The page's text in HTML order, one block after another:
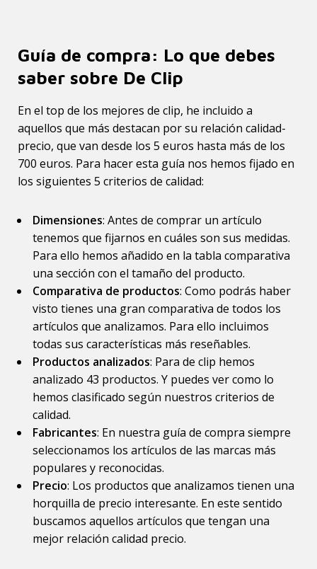
Guía de compra: Lo que debes
saber sobre De Clip
En el top de los mejores de clip, he incluido a
aquellos que más destacan por su relación calidad-
precio, que van desde los 5 euros hasta más de los
700 euros. Para hacer esta guía nos hemos fijado en
los siguientes 5 criterios de calidad:
Dimensiones: Antes de comprar un artículo
tenemos que fijarnos en cuáles son sus medidas.
Para ello hemos añadido en la tabla comparativa
una sección con el tamaño del producto.
Comparativa de productos: Como podrás haber
visto tienes una gran comparativa de todos los
artículos que analizamos. Para ello incluimos
todas sus características más reseñables.
Productos analizados: Para de clip hemos
analizado 43 productos. Y puedes ver como lo
hemos clasificado según nuestros criterios de
calidad.
Fabricantes: En nuestra guía de compra siempre
seleccionamos los artículos de las marcas más
populares y reconocidas.
Precio: Los productos que analizamos tienen una
horquilla de precio interesante. En este sentido
buscamos aquellos artículos que tengan una
mejor relación calidad precio.